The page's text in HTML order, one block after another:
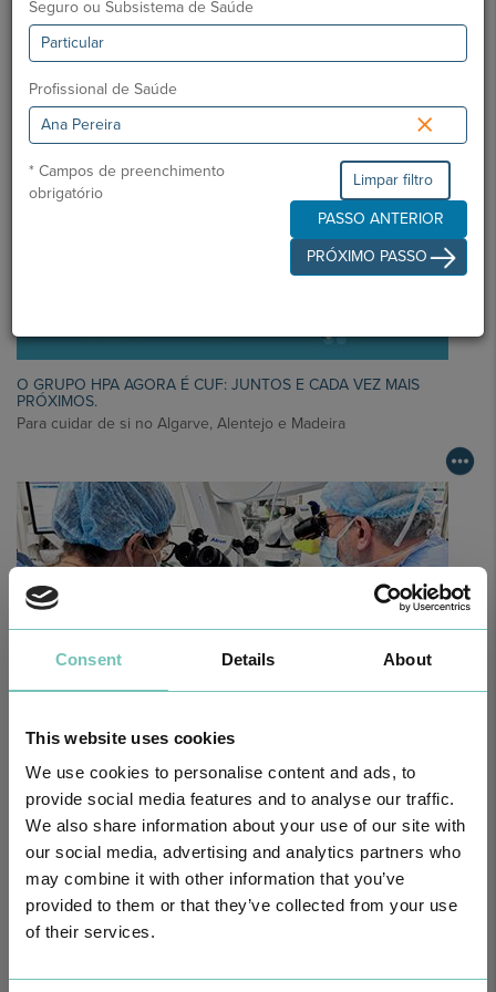
Consent Details About
This website uses cookies
We use cookies to personalise content and ads, to
provide social media features and to analyse our traffic.
We also share information about your use of our site with
our social media, advertising and analytics partners who
may combine it with other information that you’ve
provided to them or that they’ve collected from your use
of their services.
Seguro ou Subsistema de Saúde
Profissional de Saúde
×
* Campos de preenchimento
obrigatório
Limpar filtro
PASSO ANTERIOR
PRÓXIMO PASSO
Notícias Saudáveis
O GRUPO HPA AGORA É CUF: JUNTOS E CADA VEZ MAIS
PRÓXIMOS.
Para cuidar de si no Algarve, Alentejo e Madeira
Realizou-se no Hospital CUF Faro a primeira Cirurgia de Estrabismo
Pediátrico n…